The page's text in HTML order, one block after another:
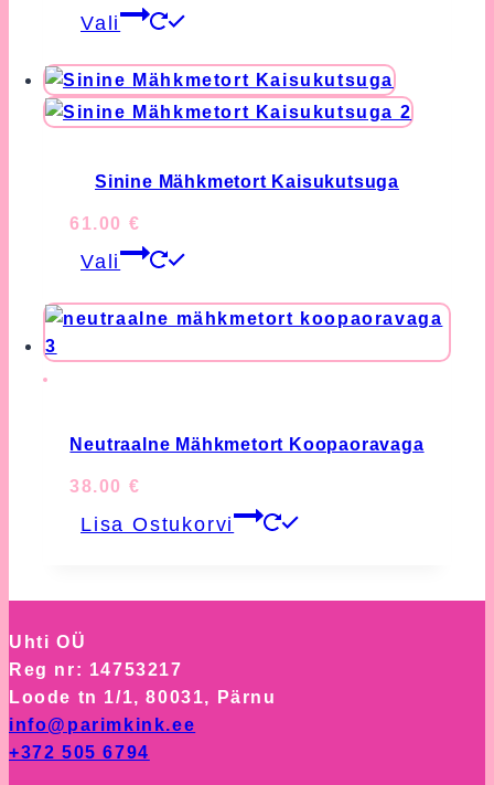
on
the
Vali
has
multiple
variants.
options
the
Sinine Mähkmetort Kaisukutsuga
61.00 €
Vali
has
multiple
variants.
may
on
Neutraalne Mähkmetort Koopaoravaga
38.00 €
Lisa Ostukorvi
Uhti OÜ
Reg nr: 14753217
Loode tn 1/1, 80031, Pärnu
info@parimkink.ee
+372 505 6794